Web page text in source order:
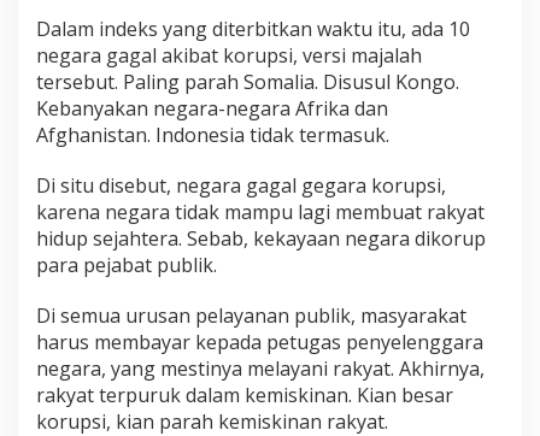
Dalam indeks yang diterbitkan waktu itu, ada 10
negara gagal akibat korupsi, versi majalah
tersebut. Paling parah Somalia. Disusul Kongo.
Kebanyakan negara-negara Afrika dan
Afghanistan. Indonesia tidak termasuk.
Di situ disebut, negara gagal gegara korupsi,
karena negara tidak mampu lagi membuat rakyat
hidup sejahtera. Sebab, kekayaan negara dikorup
para pejabat publik.
Di semua urusan pelayanan publik, masyarakat
harus membayar kepada petugas penyelenggara
negara, yang mestinya melayani rakyat. Akhirnya,
rakyat terpuruk dalam kemiskinan. Kian besar
korupsi, kian parah kemiskinan rakyat.